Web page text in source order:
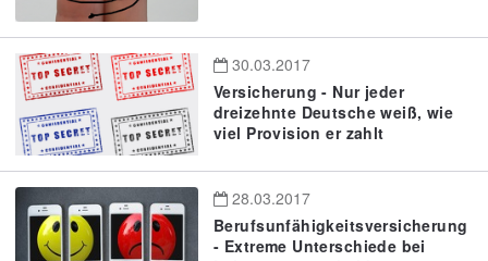
30.03.2017
Versicherung - Nur jeder
dreizehnte Deutsche weiß, wie
viel Provision er zahlt
28.03.2017
Berufsunfähigkeitsversicherung
- Extreme Unterschiede bei